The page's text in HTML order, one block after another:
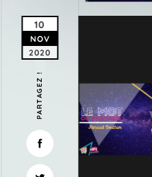
10
NOV
2020
PARTAGEZ !